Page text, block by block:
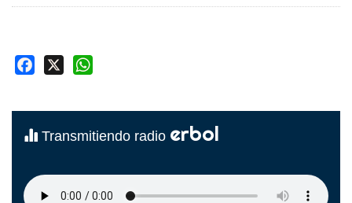
Facebook
Transmitiendo radio erbol